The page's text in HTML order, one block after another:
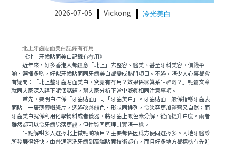
2026-07-05 Vickong 冷光美白
北上牙齒貼面美白記錄有冇用
《北上牙齒貼面美白記錄有冇用》
近年來，好多香港人都鍾意「北上」去整容、醫美、甚至牙科美容，價錢平
啲、選擇多啲，好似牙齒貼面同牙齒美白都變成熱門項目。不過，唔少人心裏都會
有疑問：「北上整牙齒貼面美白，究竟有冇用？效果係咪真系咁神奇？」呢篇文章
就同大家深入講下呢個話題，幫大家分析下當中嘅真相同注意事項。
首先，要明白咩係「牙齒貼面」同「牙齒美白」。牙齒貼面一般係指喺牙齒表
面貼上一層薄薄嘅瓷片，透過改善顔色、形狀同排列，令笑容更加整齊又自然；而
牙齒美白就係利用化學物料或者儀器，將牙齒上嘅色素分解，從而提升白度。兩者
雖然都可以令牙齒睇落更靓，但性質同原理其實唔一樣。
咁點解咁多人選擇北上做呢啲項目？主要都係因爲方便同選擇多。內地牙醫診
所發展得好快，由普通清洗牙齒到高端貼面技術都有，而且好多地方都標榜有先進